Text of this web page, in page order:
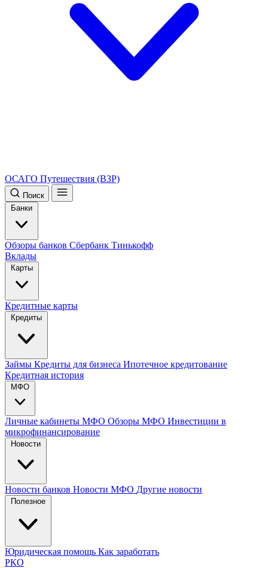
ОСАГО Путешествия (ВЗР)
Поиск
Банки
Обзоры банков Сбербанк Тинькофф
Вклады
Карты
Кредитные карты
Кредиты
Займы Кредиты для бизнеса Ипотечное кредитование
Кредитная история
МФО
Личные кабинеты МФО Обзоры МФО Инвестиции в
микрофинансирование
Новости
Новости банков Новости МФО Другие новости
Полезное
Юридическая помощь Как заработать
РКО